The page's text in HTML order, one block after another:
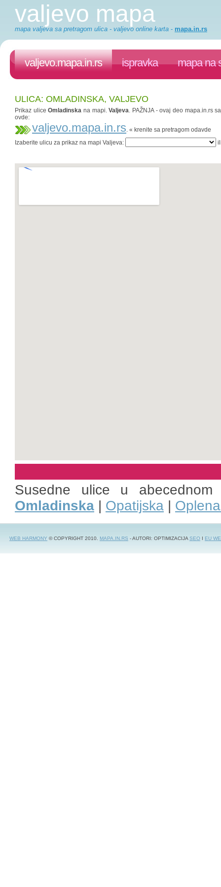
valjevo mapa
mapa valjeva sa pretragom ulica - valjevo online karta - mapa.in.rs
valjevo.mapa.in.rs ispravka mapa na
ULICA: OMLADINSKA, VALJEVO
Prikaz uliceOmladinska na mapi.Valjeva. PAŽNJA - ovaj deo mapa.in.rs
ovde:
valjevo.mapa.in.rs. « krenite sa pretragom odavde
Izaberite ulicu za prikaz na mapi Valjeva:
Susedne ulice u
Omladinska | Opatijska |
WEB HARMONY © COPYRIGHT 2010. MAPA.IN.RS - AUTORI: OPTIMIZACIJASEO I EU